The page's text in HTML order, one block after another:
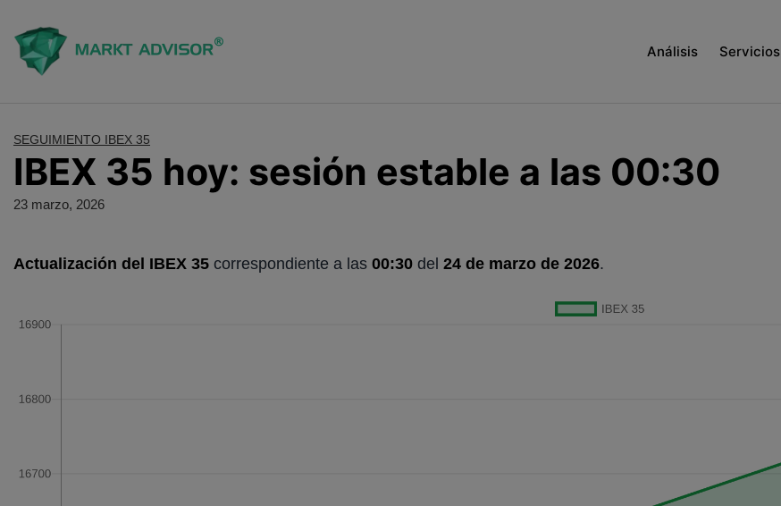
contenido
Análisis Servicios
SEGUIMIENTO IBEX 35
IBEX 35 hoy: sesión estable a las 00:30
23 marzo, 2026
Actualización del IBEX 35 correspondiente a las 00:30 del 24 de marzo de 2026.